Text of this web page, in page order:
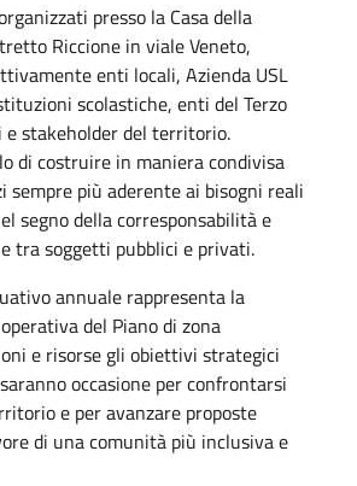
presso la Casa della
Riccione in viale Veneto,
enti locali, Azienda USL
scolastiche, enti del Terzo
stakeholder del territorio.
di costruire in maniera condivisa
sempre più aderente ai bisogni reali
segno della corresponsabilità e
tra soggetti pubblici e privati.
annuale rappresenta la
del Piano di zona
e risorse gli obiettivi strategici
occasione per confrontarsi
e per avanzare proposte
di una comunità più inclusiva e